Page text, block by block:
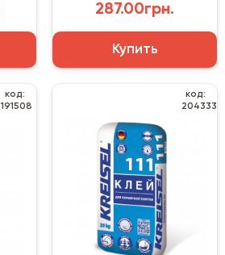
287.00грн.
Купить
код:
191508
код:
204333